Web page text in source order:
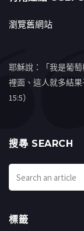
瀏覽舊網站
耶穌說：「我是葡
裡面、這人就多結
15:5）
搜㝷 SEARCH
標籤